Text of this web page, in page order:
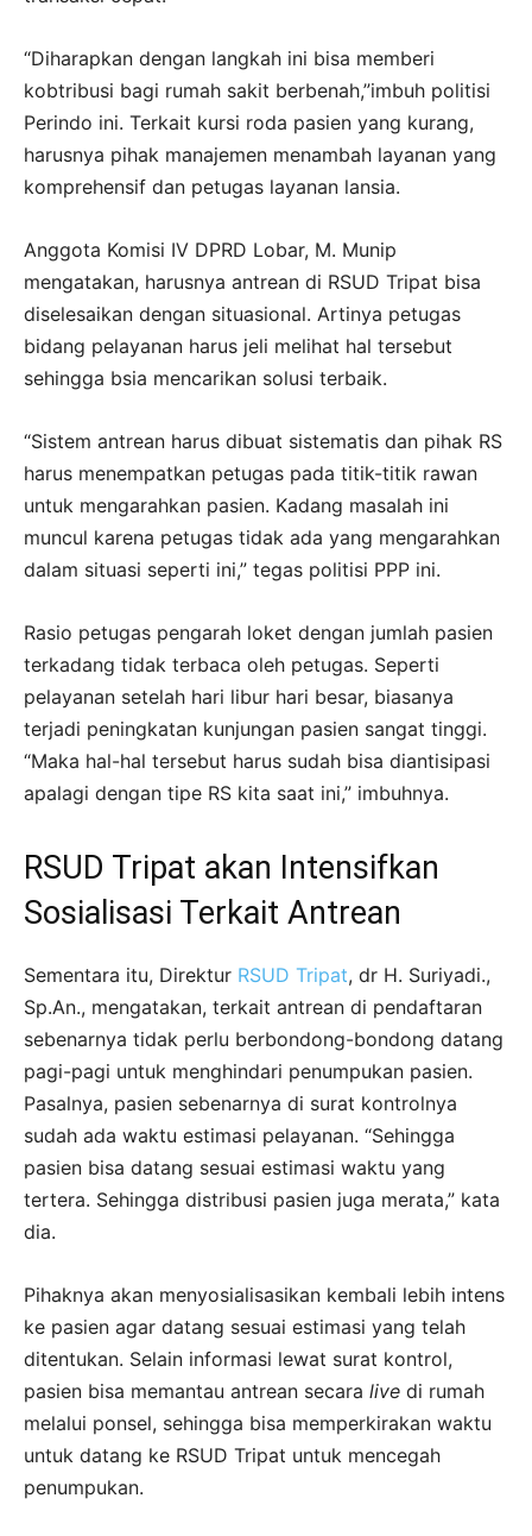
“Diharapkan dengan langkah ini bisa memberi
kobtribusi bagi rumah sakit berbenah,”imbuh politisi
Perindo ini. Terkait kursi roda pasien yang kurang,
harusnya pihak manajemen menambah layanan yang
komprehensif dan petugas layanan lansia.
Anggota Komisi IV DPRD Lobar, M. Munip
mengatakan, harusnya antrean di RSUD Tripat bisa
diselesaikan dengan situasional. Artinya petugas
bidang pelayanan harus jeli melihat hal tersebut
sehingga bsia mencarikan solusi terbaik.
“Sistem antrean harus dibuat sistematis dan pihak RS
harus menempatkan petugas pada titik-titik rawan
untuk mengarahkan pasien. Kadang masalah ini
muncul karena petugas tidak ada yang mengarahkan
dalam situasi seperti ini,” tegas politisi PPP ini.
Rasio petugas pengarah loket dengan jumlah pasien
terkadang tidak terbaca oleh petugas. Seperti
pelayanan setelah hari libur hari besar, biasanya
terjadi peningkatan kunjungan pasien sangat tinggi.
“Maka hal-hal tersebut harus sudah bisa diantisipasi
apalagi dengan tipe RS kita saat ini,” imbuhnya.
RSUD Tripat akan Intensifkan
Sosialisasi Terkait Antrean
Sementara itu, Direktur RSUD Tripat, dr H. Suriyadi.,
Sp.An., mengatakan, terkait antrean di pendaftaran
sebenarnya tidak perlu berbondong-bondong datang
pagi-pagi untuk menghindari penumpukan pasien.
Pasalnya, pasien sebenarnya di surat kontrolnya
sudah ada waktu estimasi pelayanan. “Sehingga
pasien bisa datang sesuai estimasi waktu yang
tertera. Sehingga distribusi pasien juga merata,” kata
dia.
Pihaknya akan menyosialisasikan kembali lebih intens
ke pasien agar datang sesuai estimasi yang telah
ditentukan. Selain informasi lewat surat kontrol,
pasien bisa memantau antrean secara live di rumah
melalui ponsel, sehingga bisa memperkirakan waktu
untuk datang ke RSUD Tripat untuk mencegah
penumpukan.